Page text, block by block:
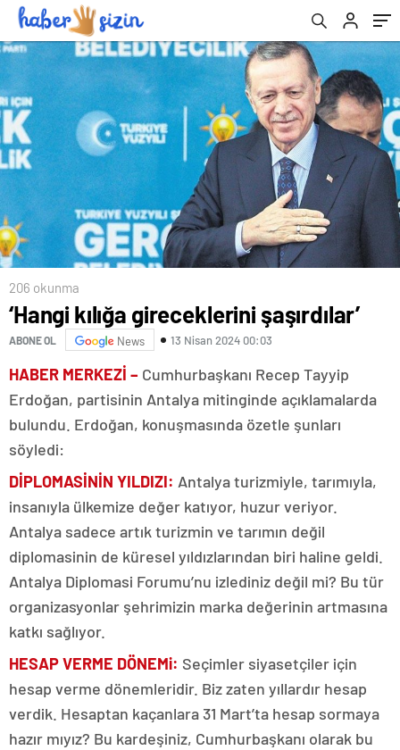
206 okunma
‘Hangi kılığa gireceklerini şaşırdılar’
ABONE OL News 13 Nisan 2024 00:03
HABER MERKEZİ – Cumhurbaşkanı Recep Tayyip
Erdoğan, partisinin Antalya mitinginde açıklamalarda
bulundu. Erdoğan, konuşmasında özetle şunları
söyledi:
DİPLOMASİNİN YILDIZI: Antalya turizmiyle, tarımıyla,
insanıyla ülkemize değer katıyor, huzur veriyor.
Antalya sadece artık turizmin ve tarımın değil
diplomasinin de küresel yıldızlarından biri haline geldi.
Antalya Diplomasi Forumu’nu izlediniz değil mi? Bu tür
organizasyonlar şehrimizin marka değerinin artmasına
katkı sağlıyor.
HESAP VERME DÖNEMi: Seçimler siyasetçiler için
hesap verme dönemleridir. Biz zaten yıllardır hesap
verdik. Hesaptan kaçanlara 31 Mart’ta hesap sormaya
hazır mıyız? Bu kardeşiniz, Cumhurbaşkanı olarak bu